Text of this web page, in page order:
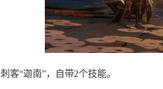
刺客“迦南”，自带2个技能。